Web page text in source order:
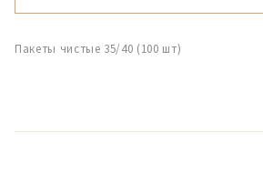
Пакеты чистые 35/40 (100 шт)